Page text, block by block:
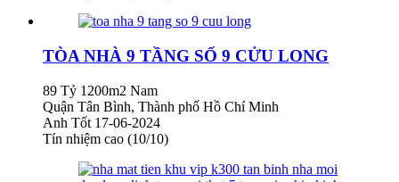
TÒA NHÀ 9 TẦNG SỐ 9 CỬU LONG
89 Tỷ 1200m2 Nam
Quận Tân Bình, Thành phố Hồ Chí Minh
Anh Tốt 17-06-2024
Tín nhiệm cao (10/10)